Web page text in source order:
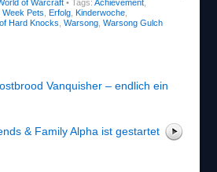
of Warcraft • Tags: Achievement,
Week Pets Erfolg, Kinderwoche,
Hard Knocks Warsong, Warsong Gulch
Vanquisher – endlich ein
& Family Alpha ist gestartet